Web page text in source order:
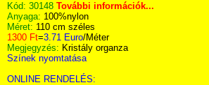
Kód: 30148 További információk...
Anyaga: 100%nylon
Méret: 110 cm széles
1300 Ft=3.71 Euro/Méter
Megjegyzés: Kristály organza
Színek nyomtatása
ONLINE RENDELÉS: